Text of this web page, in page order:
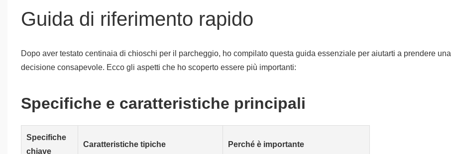
Guida di riferimento rapido
Dopo aver testato centinaia di chioschi per il parcheggio, ho compilato questa guida essenziale per aiutarti a prendere una
decisione consapevole. Ecco gli aspetti che ho scoperto essere più importanti:
Specifiche e caratteristiche principali
Specifiche
chiave
Caratteristiche tipiche Perché è importante